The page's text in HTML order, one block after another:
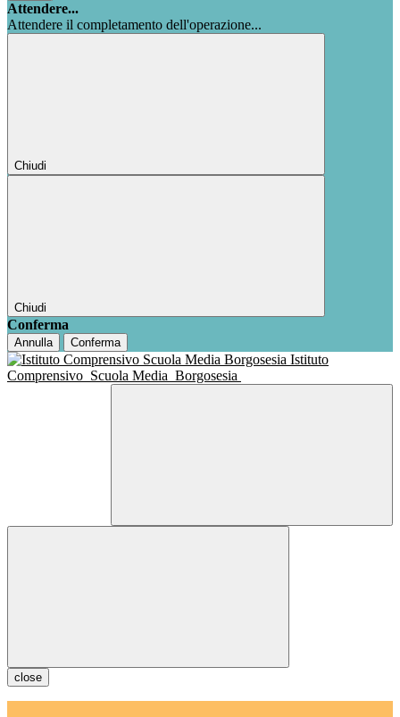
Attendere...
Attendere il completamento dell'operazione...
Chiudi
Chiudi
Conferma
Annulla Conferma
Istituto
Comprensivo Scuola Media Borgosesia
close